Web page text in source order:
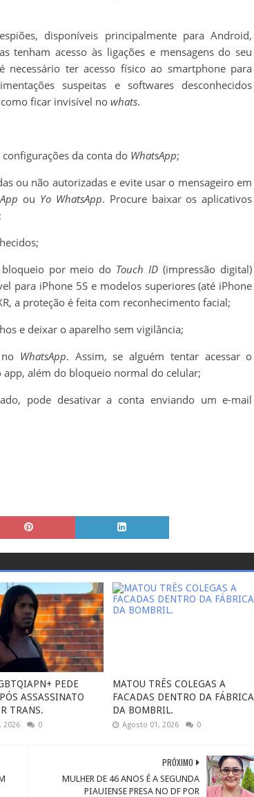
disponíveis principalmente para Android,
tenham acesso às ligações e mensagens do seu
necessário ter acesso físico ao smartphone para
suspeitas e softwares desconhecidos
ficar invisível no whats.
da conta do WhatsApp;
ou não autorizadas e evite usar o mensageiro em
ou Yo WhatsApp. Procure baixar os aplicativos
;
bloqueio por meio do Touch ID (impressão digital)
para iPhone 5S e modelos superiores (até iPhone
a proteção é feita com reconhecimento facial;
e deixar o aparelho sem vigilância;
WhatsApp. Assim, se alguém tentar acessar o
app, além do bloqueio normal do celular;
pode desativar a conta enviando um e-mail
PEDE
ASSASSINATO
TRANS.
2026 0
MATOU TRÊS COLEGAS A
FACADAS DENTRO DA FÁBRICA
DA BOMBRIL.
Agosto 01, 2026 0
PRÓXIMO
MULHER DE 46 ANOS É A SEGUNDA
PIAUIENSE PRESA NO DF POR